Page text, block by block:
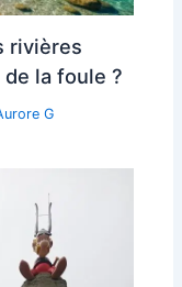
rivières
la foule ?
G